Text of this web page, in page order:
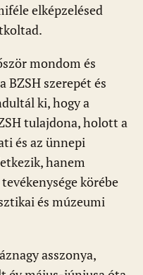
elképzelésed
mondom és
BZSH szerepét és
ki, hogy a
tulajdona, holott a
és az ünnepi
hanem
körébe
és múzeumi
asszonya,